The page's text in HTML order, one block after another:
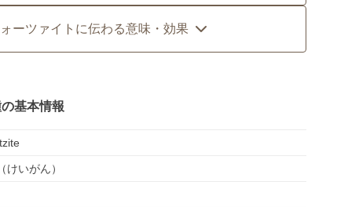
ーツァイトに伝わる意味・効果
基本情報
けいがん）